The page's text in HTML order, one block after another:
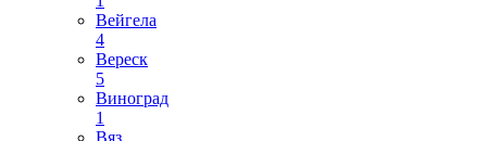
Вейгела
4
Вереск
5
Виноград
1
Вяз